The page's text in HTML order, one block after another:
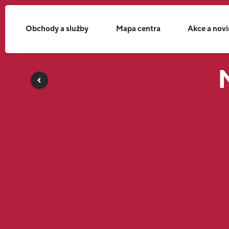
Obchody a služby Mapa centra Akce a